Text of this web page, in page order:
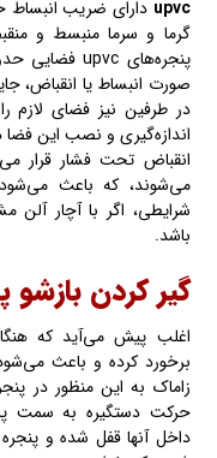
upvc دارای ضریب انبساط
گرما و سرما منبسط و
صورت انبساط یا انقباض،
در طرفین نیز فضای لازم
اندازه‌گیری و نصب این فضا
انقباض تحت فشار قرار
می‌شوند، که باعث
شرایطی، اگر با آچار
باشد.
گیر کردن
اغلب پیش می‌آید که
برخورد کرده و باعث
زاماک به این منظور در
حرکت دستگیره به سمت
داخل آنها قفل شده‌ و